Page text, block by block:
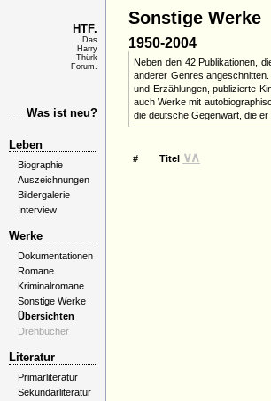
HTF.
Das
Harry
Thürk
Forum.
Was ist neu?
Leben
Biographie
Auszeichnungen
Bildergalerie
Interview
Werke
Dokumentationen
Romane
Kriminalromane
Sonstige Werke
Übersichten
Drehbücher
Literatur
Primärliteratur
Sekundärliteratur
Sonstige Werke
1950-2004
Neben den 42 Publikationen,
anderer Genres
und Erzählungen, publizierte
auch Werke mit
die deutsche Gegenwart, die
# Titel ∨∧